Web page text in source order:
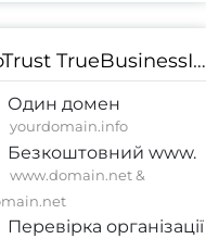
GeoTrust TrueBusinessID
Один домен
yourdomain.info
Безкоштовний www.
www.domain.net &
Перевірка організації